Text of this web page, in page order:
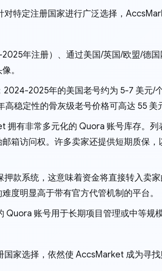
特定注册国家进行广泛选择，
年注册）、通过美国/英国/欧盟/德国
。
2024-2025年的美国老号约为 5-7 美元/
稳定性的骨灰级老号价格可高达 55 美
拥有非常多元化的 Quora 账号库存。列
箱访问权。许多卖家还提供短期质保，
款系统，这意味着资金将直接转入卖
度明显高于带有官方代管机制的平台。
Quora 账号用于长期项目管理或中等规
家选择，依然使 AccsMarket 成为寻